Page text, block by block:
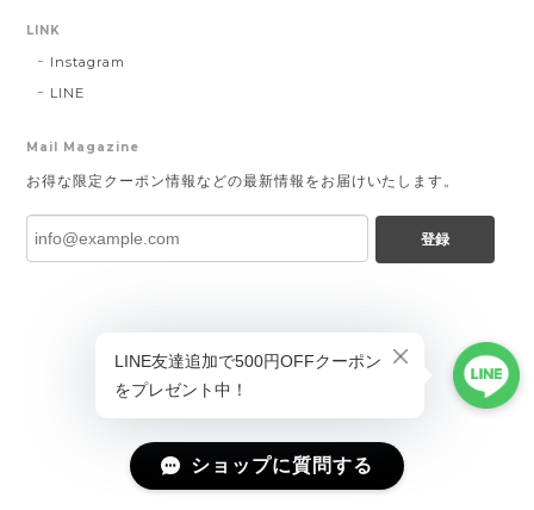
LINK
Instagram
LINE
Mail Magazine
お得な限定クーポン情報などの最新情報をお届けいたします。
登録
ショップに質問する